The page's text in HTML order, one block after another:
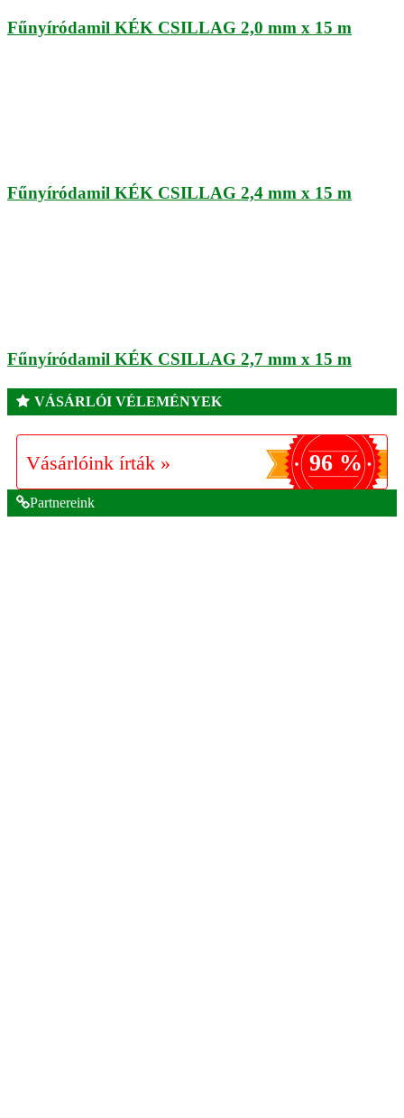
Fűnyíródamil KÉK CSILLAG 2,0 mm x 15 m
Fűnyíródamil KÉK CSILLAG 2,4 mm x 15 m
Fűnyíródamil KÉK CSILLAG 2,7 mm x 15 m
VÁSÁRLÓI VÉLEMÉNYEK
Vásárlóink írták » 96 %
Partnereink